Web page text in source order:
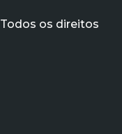
os direitos